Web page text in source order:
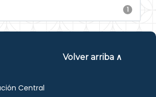
1
Volver arriba ∧
Central